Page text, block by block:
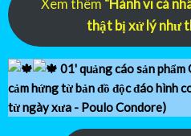
Xem thêm "Hành vi cá
thật bị xử lý như
01' quảng cáo sản phẩm
cảm hứng từ bản đồ độc đáo hình
từ ngày xưa - Poulo Condore)